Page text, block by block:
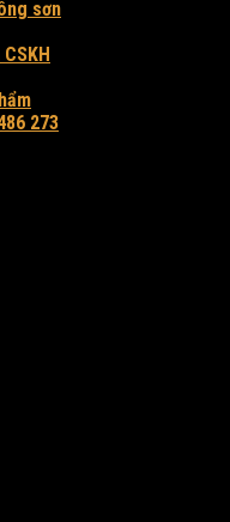
sơn
273